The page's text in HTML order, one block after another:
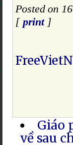
Posted on
[ print]
Giáo
về sau